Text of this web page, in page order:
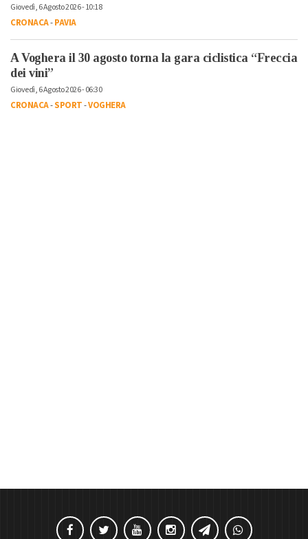
Giovedì, 6 Agosto 2026 - 10:18
CRONACA-PAVIA
A Voghera il 30 agosto torna la gara ciclistica “Freccia
dei vini”
Giovedì, 6 Agosto 2026 - 06:30
CRONACA-SPORT-VOGHERA